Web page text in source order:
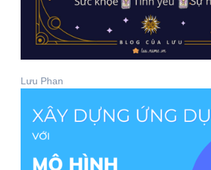
Lưu Phan